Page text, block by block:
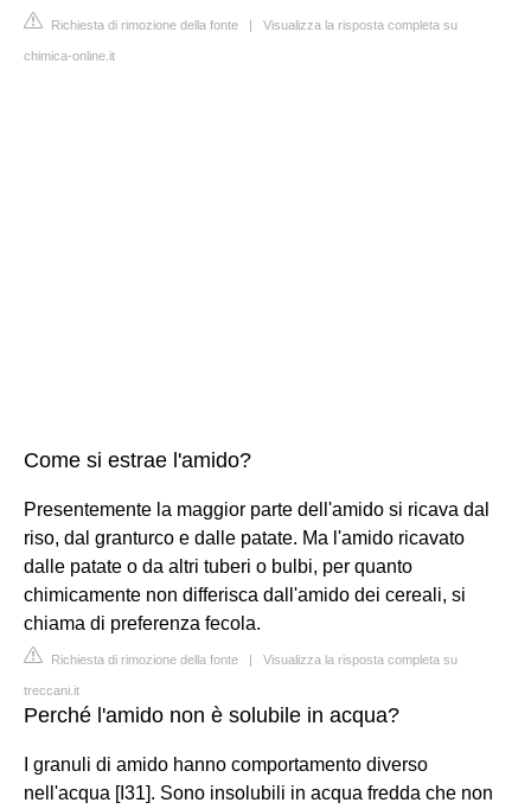
Richiesta di rimozione della fonte | Visualizza la risposta completa su
chimica-online.it
Come si estrae l'amido?
Presentemente la maggior parte dell'amido si ricava dal
riso, dal granturco e dalle patate. Ma l'amido ricavato
dalle patate o da altri tuberi o bulbi, per quanto
chimicamente non differisca dall'amido dei cereali, si
chiama di preferenza fecola.
Richiesta di rimozione della fonte | Visualizza la risposta completa su
treccani.it
Perché l'amido non è solubile in acqua?
I granuli di amido hanno comportamento diverso
nell'acqua [I31]. Sono insolubili in acqua fredda che non